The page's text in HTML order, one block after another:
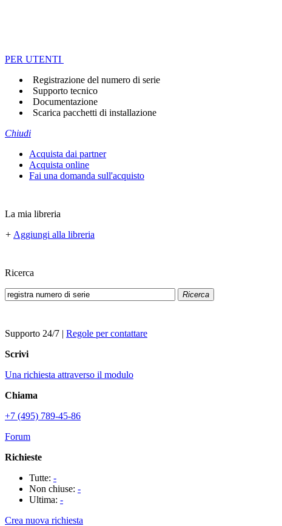
PER UTENTI
Registrazione del numero di serie
Supporto tecnico
Documentazione
Scarica pacchetti di installazione
Chiudi
Acquista dai partner
Acquista online
Fai una domanda sull'acquisto
La mia libreria
+ Aggiungi alla libreria
Ricerca
Ricerca
Supporto 24/7 | Regole per contattare
Scrivi
Una richiesta attraverso il modulo
Chiama
+7 (495) 789-45-86
Forum
Richieste
Tutte: -
Non chiuse: -
Ultima: -
Crea nuova richiesta